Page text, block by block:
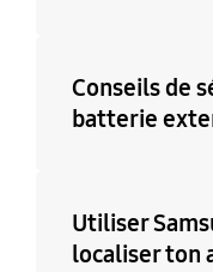
Conseils de
batterie
Utiliser
localiser ton